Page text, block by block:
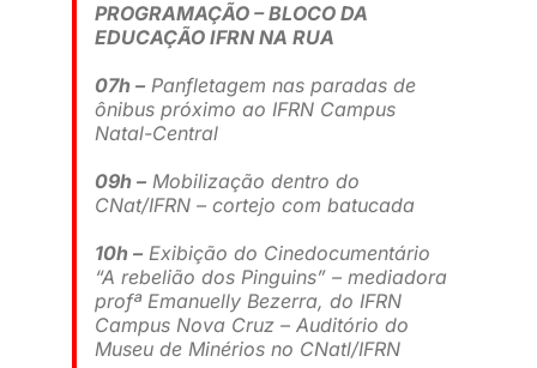
PROGRAMAÇÃO – BLOCO DA
EDUCAÇÃO IFRN NA RUA
07h –Panfletagem nas paradas de
ônibus próximo ao IFRN Campus
Natal-Central
09h –Mobilização dentro do
CNat/IFRN – cortejo com batucada
10h –Exibição do Cinedocumentário
“A rebelião dos Pinguins” – mediadora
profª Emanuelly Bezerra, do IFRN
Campus Nova Cruz – Auditório do
Museu de Minérios no CNatl/IFRN